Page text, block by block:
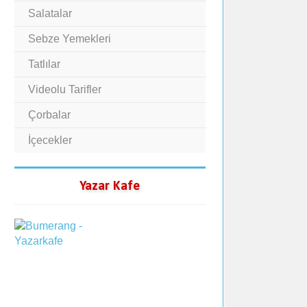
Salatalar
Sebze Yemekleri
Tatlılar
Videolu Tarifler
Çorbalar
İçecekler
Yazar Kafe